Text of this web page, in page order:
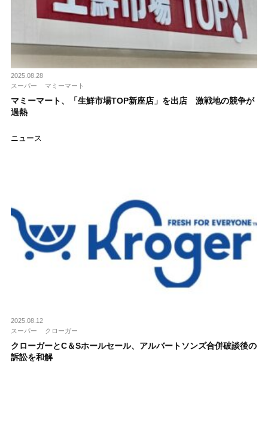
2025.08.28
スーパー
マミーマート
マミーマート、「生鮮市場TOP新座店」を出店 激戦地の競争が
過熱
ニュース
2025.08.12
スーパー
クローガー
クローガーとC＆Sホールセール、アルバートソンズ合併破談後の
訴訟を和解